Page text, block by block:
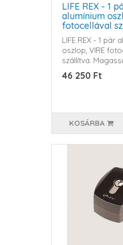
LIFE REX - 1
alumínium
fotocellával
Magasság
LIFE REX - 1 pár
oszlop, VIRE
szállítva.
46 250 Ft
KOSÁRBA